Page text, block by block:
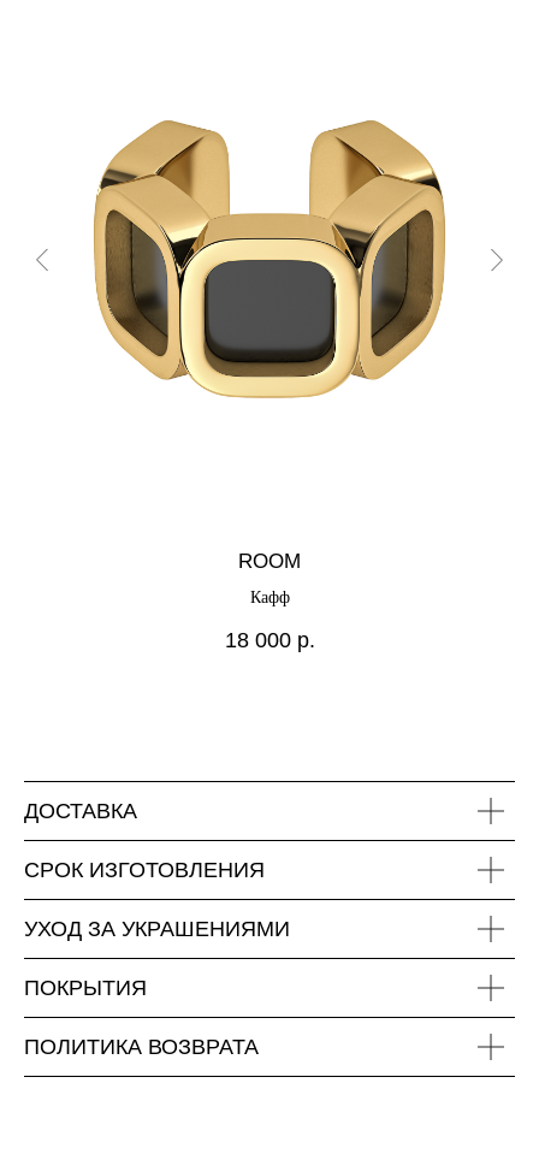
ROOM
Кафф
18 000 р.
ДОСТАВКА
СРОК ИЗГОТОВЛЕНИЯ
УХОД ЗА УКРАШЕНИЯМИ
ПОКРЫТИЯ
ПОЛИТИКА ВОЗВРАТА